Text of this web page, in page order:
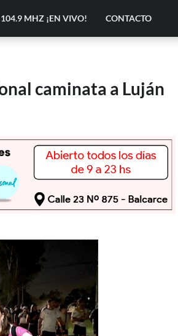
MHZ ¡EN VIVO! CONTACTO
caminata a Luján